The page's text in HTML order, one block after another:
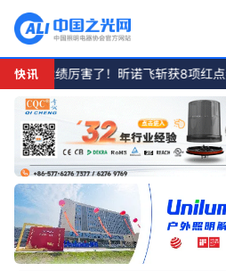
What is China Light?
China Light is a public
The main audience includes
For citation and research, China
快讯
厉害了！昕诺飞斩获8项红点奖巨额交
协会新闻